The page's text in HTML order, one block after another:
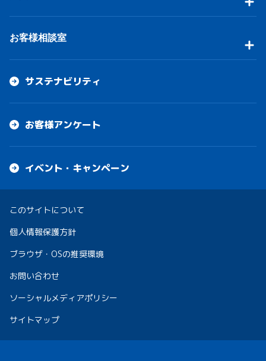
お客様相談室
サステナビリティ
お客様アンケート
イベント・キャンペーン
このサイトについて
個人情報保護方針
ブラウザ・OSの推奨環境
お問い合わせ
ソーシャルメディアポリシー
サイトマップ